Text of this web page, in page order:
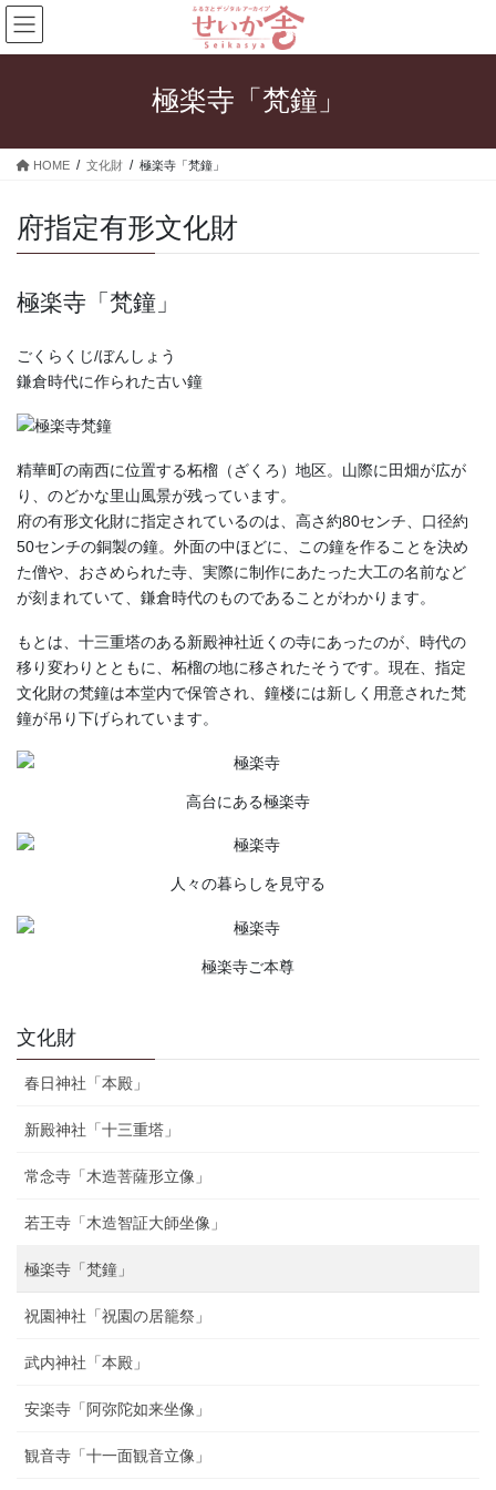
コ
ン
テ
ス
ナ
ビ
ゲ
ン
極楽寺「梵鐘」
HOME 文化財 極楽寺「梵鐘」
府指定有形文化財
極楽寺「梵鐘」
ごくらくじ/ぼんしょう
鎌倉時代に作られた古い鐘
精華町の南西に位置する柘榴（ざくろ）地区。山際に田畑が広が
り、のどかな里山風景が残っています。
府の有形文化財に指定されているのは、高さ約80センチ、口径約
50センチの銅製の鐘。外面の中ほどに、この鐘を作ることを決め
た僧や、おさめられた寺、実際に制作にあたった大工の名前など
が刻まれていて、鎌倉時代のものであることがわかります。
もとは、十三重塔のある新殿神社近くの寺にあったのが、時代の
移り変わりとともに、柘榴の地に移されたそうです。現在、指定
文化財の梵鐘は本堂内で保管され、鐘楼には新しく用意された梵
鐘が吊り下げられています。
高台にある極楽寺
人々の暮らしを見守る
極楽寺ご本尊
文化財
春日神社「本殿」
新殿神社「十三重塔」
常念寺「木造菩薩形立像」
若王寺「木造智証大師坐像」
極楽寺「梵鐘」
祝園神社「祝園の居籠祭」
武内神社「本殿」
安楽寺「阿弥陀如来坐像」
観音寺「十一面観音立像」